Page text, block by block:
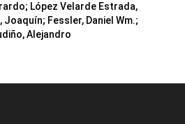
López Velarde Estrada,
Fessler, Daniel Wm.;
Alejandro